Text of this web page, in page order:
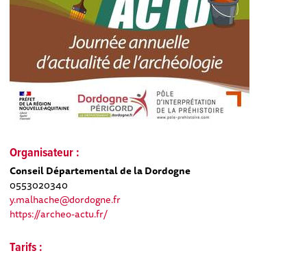
Organisateur :
Conseil Départemental de la Dordogne
0553020340
y.malhache@dordogne.fr
https://archeo-actu.fr/
Tarifs :